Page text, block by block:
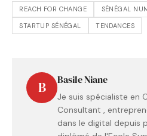
REACH FOR CHANGE
SÉNÉGAL
STARTUP SÉNÉGAL
TENDANCES
B Basile Niane
Je suis spécialiste en
Consultant ,
dans le digital depuis